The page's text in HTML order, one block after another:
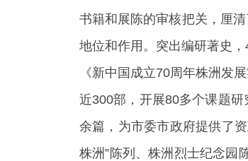
书籍和展陈的审核把关，厘
地位和作用。突出编研著史
《新中国成立70周年株洲发
近300部，开展80多个课题
余篇，为市委市政府提供了
株洲”陈列、株洲烈士纪念园